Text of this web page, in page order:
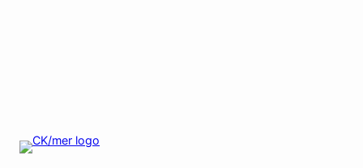
Formulaire de